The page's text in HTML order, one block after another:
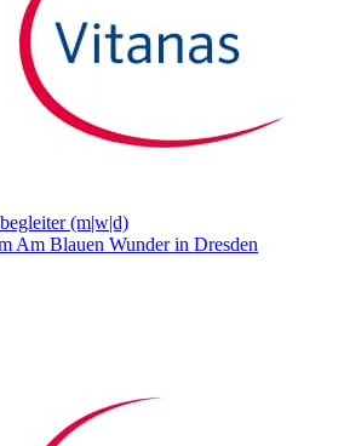
(m|w|d)
Am Blauen Wunder in Dresden